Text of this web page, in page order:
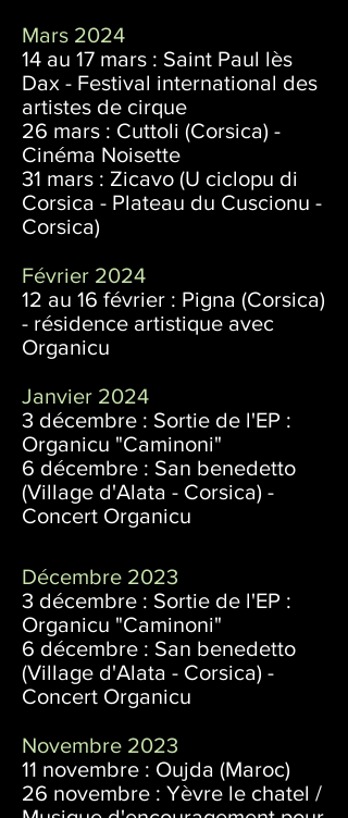
Mars 2024
14 au 17 mars : Saint Paul lès
Dax - Festival international des
artistes de cirque
26 mars : Cuttoli (Corsica) -
Cinéma Noisette
31 mars : Zicavo (U ciclopu di
Corsica - Plateau du Cuscionu -
Corsica)
Février 2024
12 au 16 février : Pigna (Corsica)
- résidence artistique avec
Organicu
Janvier 2024
3 décembre : Sortie de l'EP :
Organicu "Caminoni"
6 décembre : San benedetto
(Village d'Alata - Corsica) -
Concert Organicu
Décembre 2023
3 décembre : Sortie de l'EP :
Organicu "Caminoni"
6 décembre : San benedetto
(Village d'Alata - Corsica) -
Concert Organicu
Novembre 2023
11 novembre : Oujda (Maroc)
26 novembre : Yèvre le chatel /